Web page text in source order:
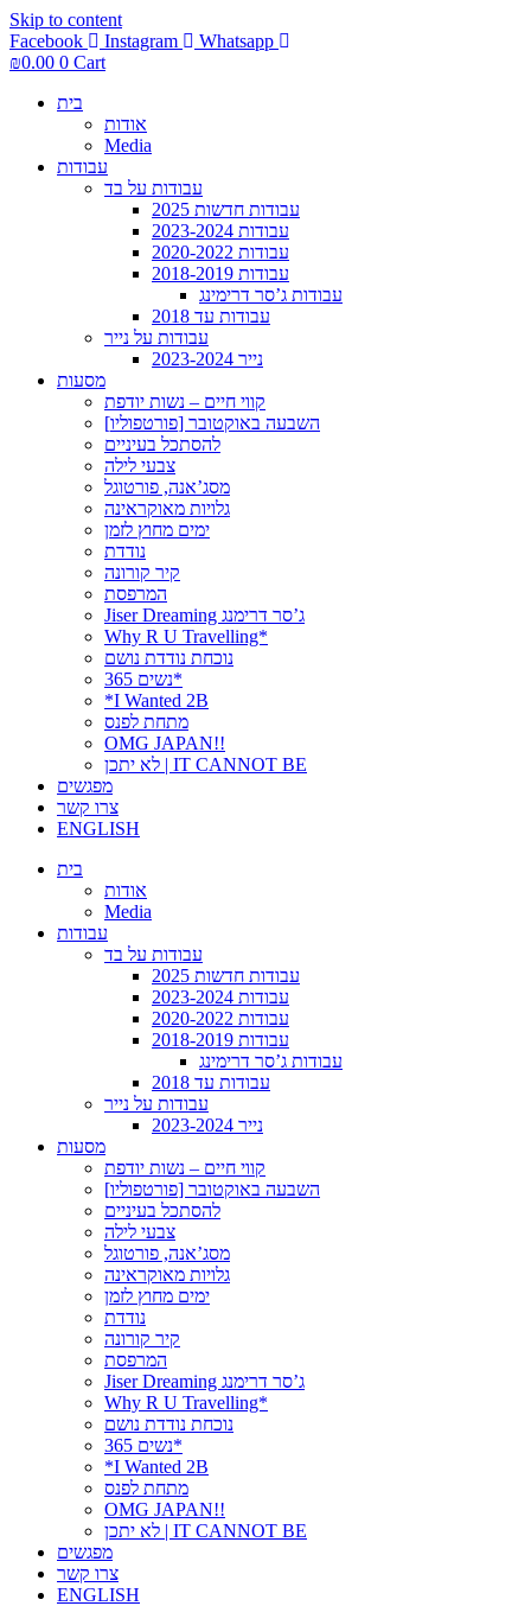
Skip to content
Facebook
Instagram
Whatsapp
₪0.00 0 Cart
בית
אודות
Media
עבודות
עבודות על בד
עבודות חדשות 2025
עבודות 2023-2024
עבודות 2020-2022
עבודות 2018-2019
עבודות ג’סר דרימינג
עבודות עד 2018
עבודות על נייר
נייר 2023-2024
מסעות
קווי חיים – נשות יודפת
[פורטפוליו] השבעה באוקטובר
להסתכל בעיניים
צבעי לילה
מסג’אנה, פורטוגל
גלויות מאוקראינה
ימים מחוץ לזמן
נודדת
קיר קורונה
המרפסת
Jiser Dreaming ג’סר דרימנג
Why R U Travelling*
נוכחת נודדת נושם
נשים 365*
*I Wanted 2B
מתחת לפנס
OMG JAPAN!!
לא יתכן | IT CANNOT BE
מפגשים
צרו קשר
ENGLISH
בית
אודות
Media
עבודות
עבודות על בד
עבודות חדשות 2025
עבודות 2023-2024
עבודות 2020-2022
עבודות 2018-2019
עבודות ג’סר דרימינג
עבודות עד 2018
עבודות על נייר
נייר 2023-2024
מסעות
קווי חיים – נשות יודפת
[פורטפוליו] השבעה באוקטובר
להסתכל בעיניים
צבעי לילה
מסג’אנה, פורטוגל
גלויות מאוקראינה
ימים מחוץ לזמן
נודדת
קיר קורונה
המרפסת
Jiser Dreaming ג’סר דרימנג
Why R U Travelling*
נוכחת נודדת נושם
נשים 365*
*I Wanted 2B
מתחת לפנס
OMG JAPAN!!
לא יתכן | IT CANNOT BE
מפגשים
צרו קשר
ENGLISH